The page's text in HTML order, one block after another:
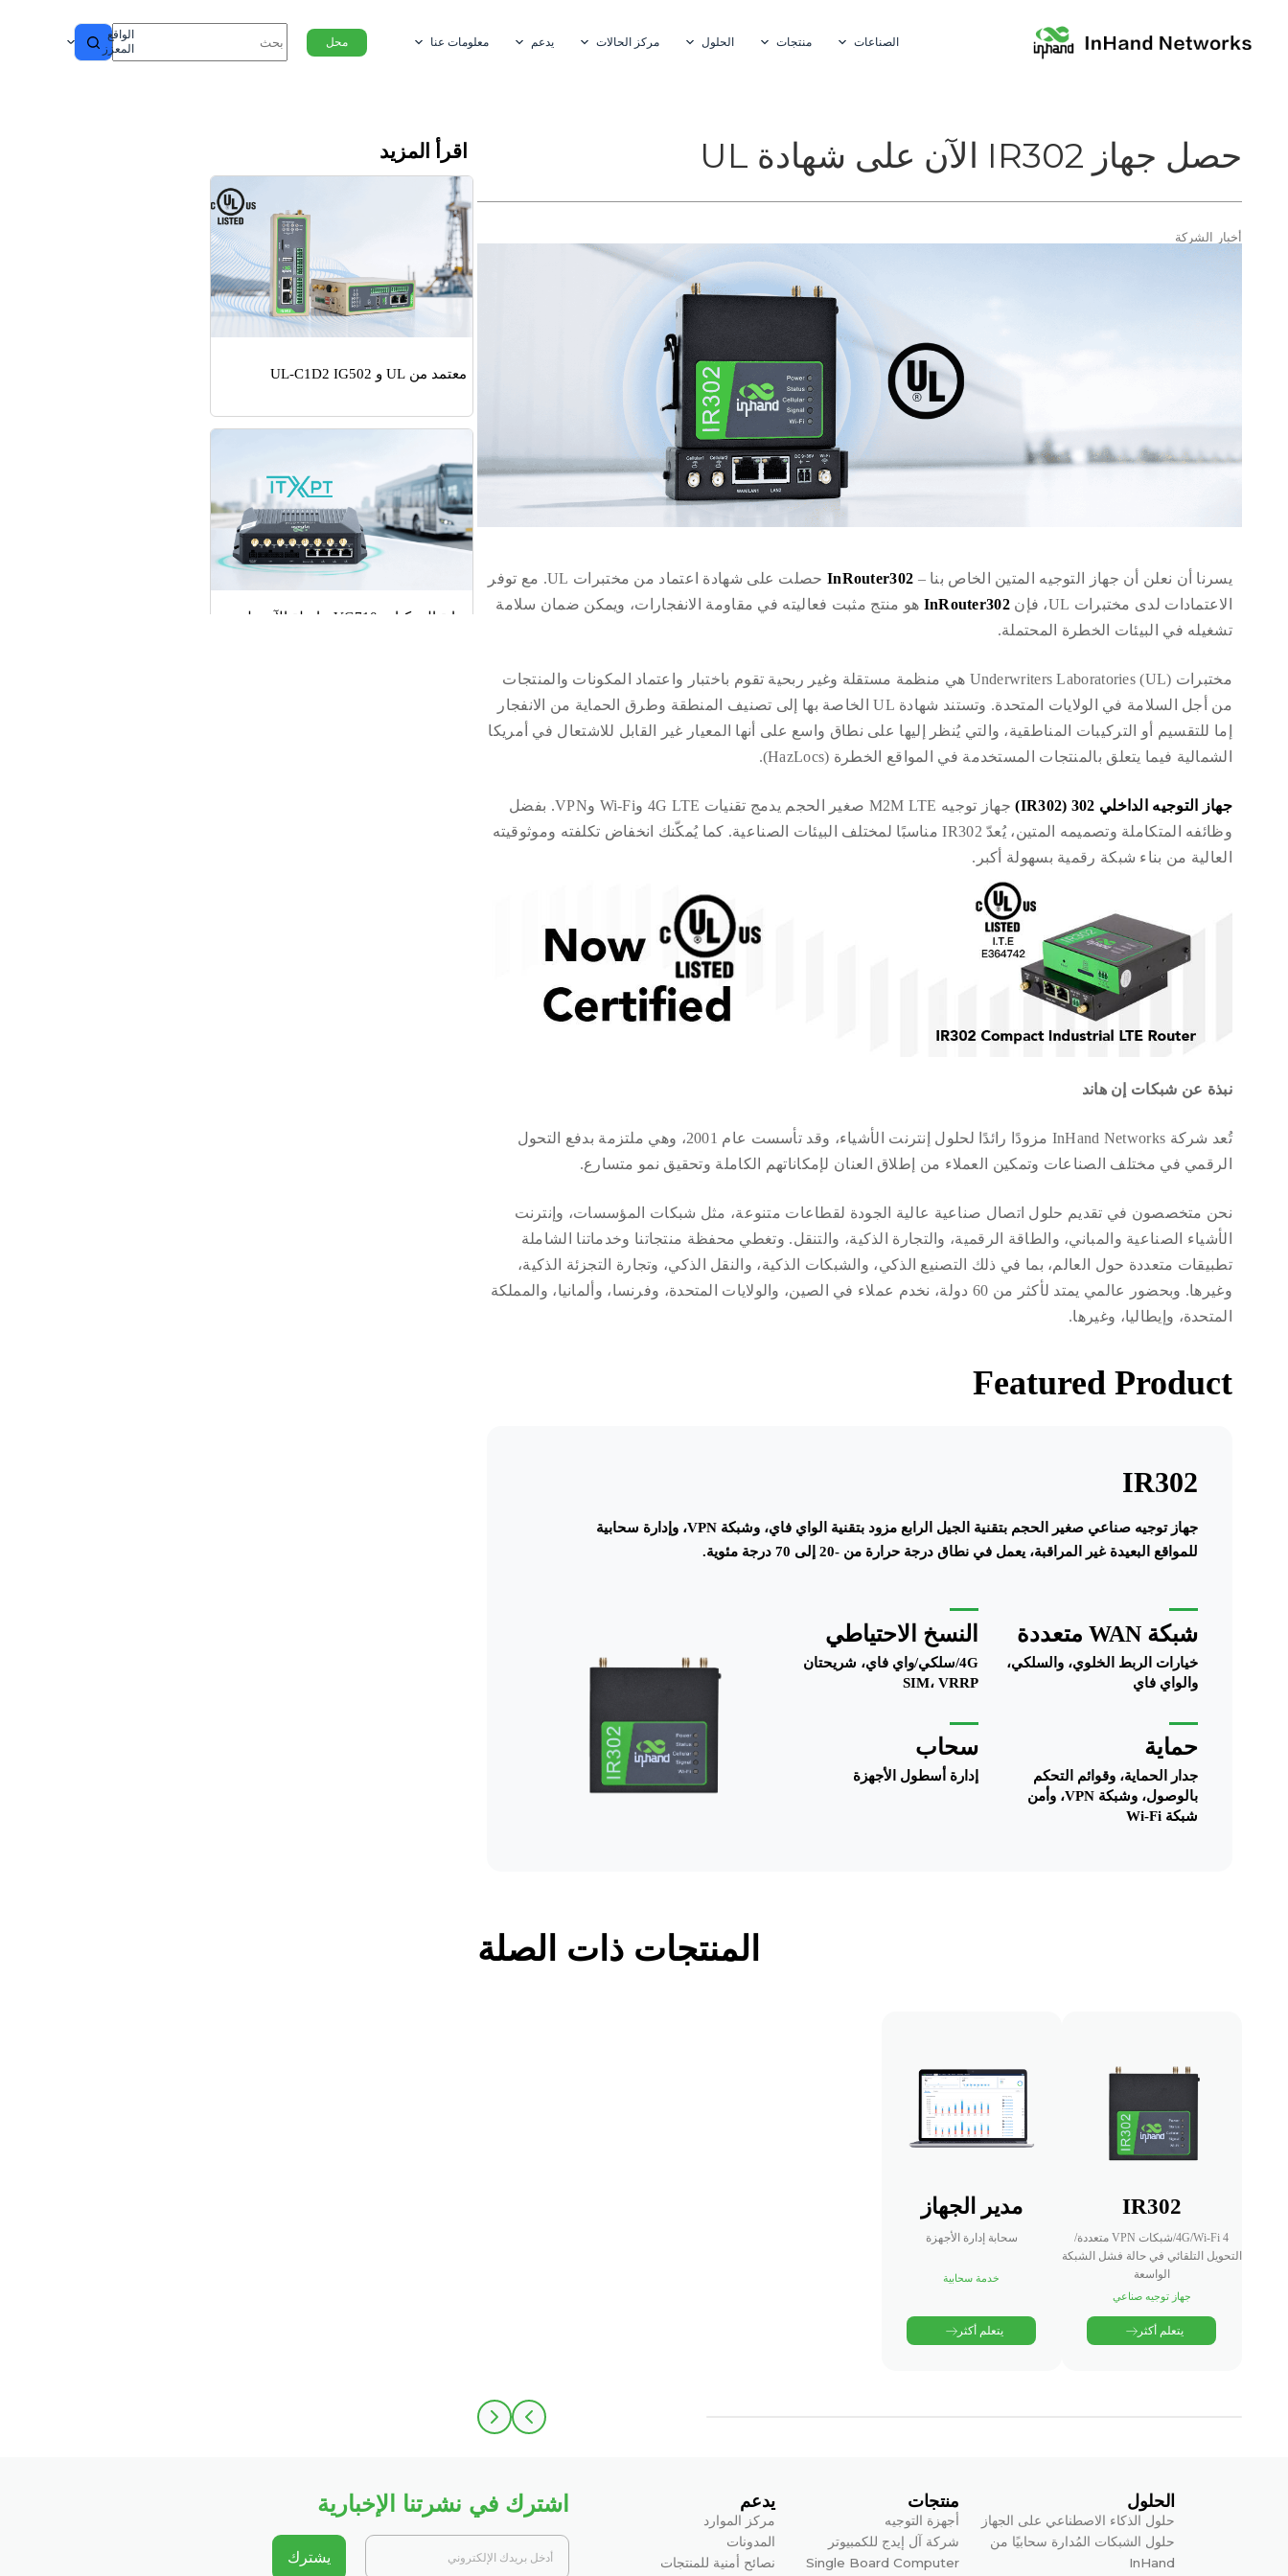
الصناعات منتجات الحلول مركز الحالات يدعم معلومات عنا محل
الواقع
المعزز
حصل جهاز IR302 الآن على شهادة UL
أخبار الشركة
يسرنا أن نعلن أن جهاز التوجيه المتين الخاص بنا – InRouter302
حصلت على شهادة اعتماد من مختبرات UL. مع توفر
الاعتمادات لدى مختبرات UL، فإن
InRouter302 هو منتج مثبت فعاليته في مقاومة الانفجارات، ويمكن ضمان سلامة
تشغيله في البيئات الخطرة المحتملة.
مختبرات Underwriters Laboratories (UL) هي منظمة مستقلة وغير ربحية تقوم باختبار واعتماد المكونات والمنتجات
من أجل السلامة في الولايات المتحدة. وتستند شهادة UL الخاصة بها إلى تصنيف المنطقة وطرق الحماية من الانفجار
إما للتقسيم أو التركيبات المناطقية، والتي يُنظر إليها على نطاق واسع على أنها المعيار غير القابل للاشتعال في أمريكا
الشمالية فيما يتعلق بالمنتجات المستخدمة في المواقع الخطرة (HazLocs).
جهاز التوجيه الداخلي 302 (IR302)
جهاز توجيه M2M LTE صغير الحجم يدمج تقنيات 4G LTE وWi-Fi وVPN. بفضل
وظائفه المتكاملة وتصميمه المتين، يُعدّ IR302 مناسبًا لمختلف البيئات الصناعية. كما يُمكّنك انخفاض تكلفته وموثوقيته
العالية من بناء شبكة رقمية بسهولة أكبر.
نبذة عن شبكات إن هاند
تُعد شركة InHand Networks مزودًا رائدًا لحلول إنترنت الأشياء، وقد تأسست عام 2001، وهي ملتزمة بدفع التحول
الرقمي في مختلف الصناعات وتمكين العملاء من إطلاق العنان لإمكاناتهم الكاملة وتحقيق نمو متسارع.
نحن متخصصون في تقديم حلول اتصال صناعية عالية الجودة لقطاعات متنوعة، مثل شبكات المؤسسات، وإنترنت
الأشياء الصناعية والمباني، والطاقة الرقمية، والتجارة الذكية، والتنقل. وتغطي محفظة منتجاتنا وخدماتنا الشاملة
تطبيقات متعددة حول العالم، بما في ذلك التصنيع الذكي، والشبكات الذكية، والنقل الذكي، وتجارة التجزئة الذكية،
وغيرها. وبحضور عالمي يمتد لأكثر من 60 دولة، نخدم عملاء في الصين، والولايات المتحدة، وفرنسا، وألمانيا، والمملكة
المتحدة، وإيطاليا، وغيرها.
Featured Product
IR302
جهاز توجيه صناعي صغير الحجم بتقنية الجيل الرابع مزود بتقنية الواي فاي، وشبكة VPN، وإدارة سحابية
للمواقع البعيدة غير المراقبة، يعمل في نطاق درجة حرارة من -20 إلى 70 درجة مئوية.
شبكة WAN متعددة
خيارات الربط الخلوي، والسلكي،
والواي فاي
النسخ الاحتياطي
4G/سلكي/واي فاي، شريحتان
SIM، VRRP
حماية
جدار الحماية، وقوائم التحكم
بالوصول، وشبكة VPN، وأمن
شبكة Wi-Fi
سحاب
إدارة أسطول الأجهزة
المنتجات ذات الصلة
IR302
4G/Wi-Fi 4/شبكات VPN متعددة/
التحويل التلقائي في حالة فشل الشبكة
الواسعة
جهاز توجيه صناعي
يتعلم أكثر
مدير الجهاز
سحابة إدارة الأجهزة
خدمة سحابية
يتعلم أكثر
اقرأ المزيد
معتمد من UL و UL-C1D2 IG502
بوابة المركبات VG710 حاصلة الآن على
الحلول
حلول الذكاء الاصطناعي على الجهاز
حلول الشبكات المُدارة سحابيًا من
InHand
منتجات
أجهزة التوجيه
شركة آل إيدج للكمبيوتر
Single Board Computer
يدعم
مركز الموارد
المدونات
نصائح أمنية للمنتجات
اشترك في نشرتنا الإخبارية
يشترك